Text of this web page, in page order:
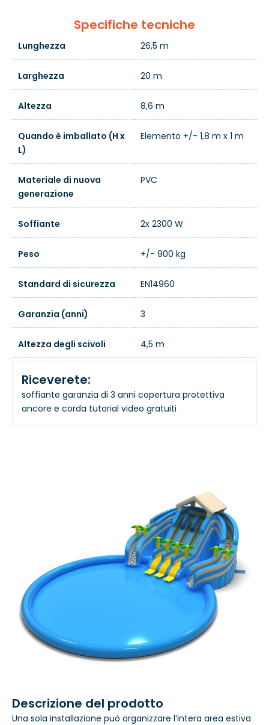
Specifiche tecniche
Lunghezza 26,5 m
Larghezza 20 m
Altezza 8,6 m
Quando è imballato (H x
L)
Elemento +/- 1,8 m x 1 m
Materiale di nuova
generazione
PVC
Soffiante 2x 2300 W
Peso +/- 900 kg
Standard di sicurezza EN14960
Garanzia (anni) 3
Altezza degli scivoli 4,5 m
Riceverete:
soffiante garanzia di 3 anni copertura protettiva
ancore e corda tutorial video gratuiti
Descrizione del prodotto
Una sola installazione può organizzare l’intera area estiva